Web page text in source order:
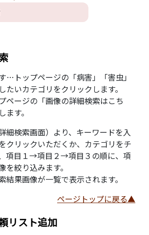
…トップページの「病害」「害虫」
たいカテゴリをクリックします。
ページの「画像の詳細検索はこち
す。
細検索画面）より、キーワードを入
クリックいただくか、カテゴリをチ
項目１→項目２→項目３の順に、項
を絞り込みます。
結果画像が一覧で表示されます。
ページトップに戻る▲
リスト追加